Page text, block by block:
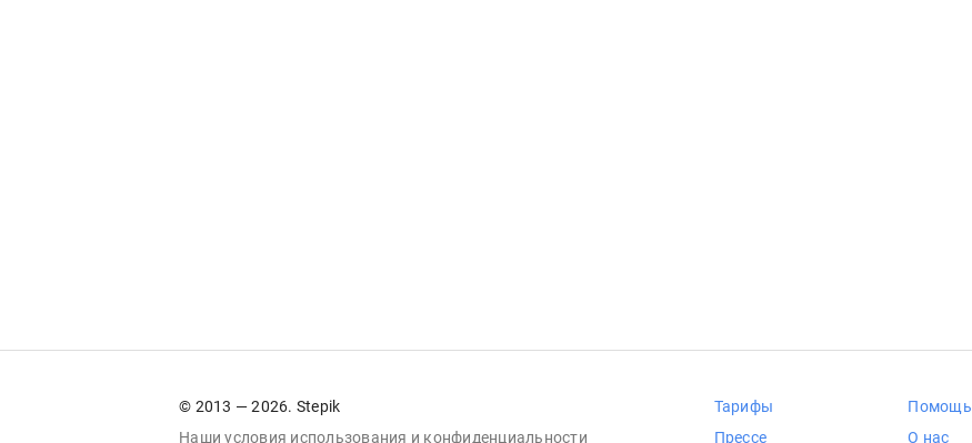
© 2013 — 2026. Stepik
Наши условия использования и конфиденциальности
Тарифы
Прессе
Помощь
О нас